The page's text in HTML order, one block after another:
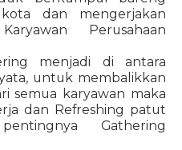
dan mengerjakan
Perusahaan
menjadi di antara
untuk membalikkan
semua karyawan maka
dan Refreshing patut
Gathering